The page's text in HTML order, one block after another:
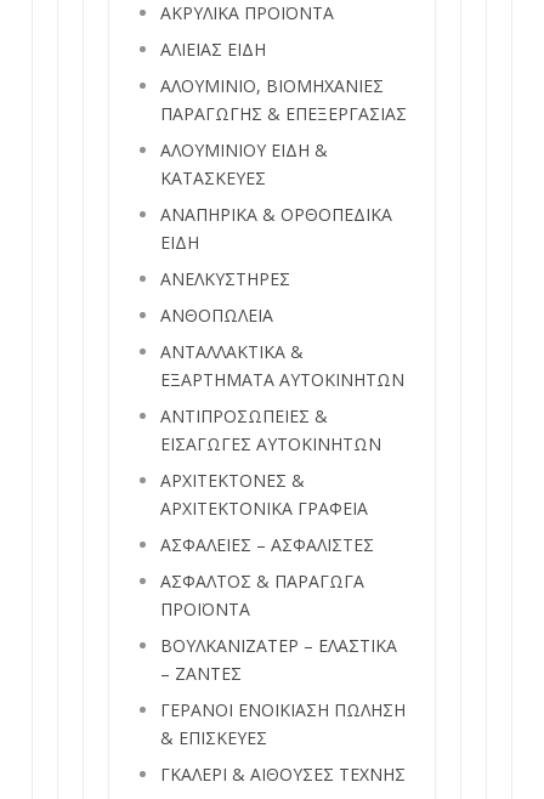
ΑΚΡΥΛΙΚΑ ΠΡΟΪΟΝΤΑ
ΑΛΙΕΙΑΣ ΕΙΔΗ
ΑΛΟΥΜΙΝΙΟ, ΒΙΟΜΗΧΑΝΙΕΣ
ΠΑΡΑΓΩΓΗΣ & ΕΠΕΞΕΡΓΑΣΙΑΣ
ΑΛΟΥΜΙΝΙΟΥ ΕΙΔΗ &
ΚΑΤΑΣΚΕΥΕΣ
ΑΝΑΠΗΡΙΚΑ & ΟΡΘΟΠΕΔΙΚΑ
ΕΙΔΗ
ΑΝΕΛΚΥΣΤΗΡΕΣ
ΑΝΘΟΠΩΛΕΙΑ
ΑΝΤΑΛΛΑΚΤΙΚΑ &
ΕΞΑΡΤΗΜΑΤΑ ΑΥΤΟΚΙΝΗΤΩΝ
ΑΝΤΙΠΡΟΣΩΠΕΙΕΣ &
ΕΙΣΑΓΩΓΕΣ ΑΥΤΟΚΙΝΗΤΩΝ
ΑΡΧΙΤΕΚΤΟΝΕΣ &
ΑΡΧΙΤΕΚΤΟΝΙΚΑ ΓΡΑΦΕΙΑ
ΑΣΦΑΛΕΙΕΣ – ΑΣΦΑΛΙΣΤΕΣ
ΑΣΦΑΛΤΟΣ & ΠΑΡΑΓΩΓΑ
ΠΡΟΪΟΝΤΑ
ΒΟΥΛΚΑΝΙΖΑΤΕΡ – ΕΛΑΣΤΙΚΑ
– ΖΑΝΤΕΣ
ΓΕΡΑΝΟΙ ΕΝΟΙΚΙΑΣΗ ΠΩΛΗΣΗ
& ΕΠΙΣΚΕΥΕΣ
ΓΚΑΛΕΡΙ & ΑΙΘΟΥΣΕΣ ΤΕΧΝΗΣ